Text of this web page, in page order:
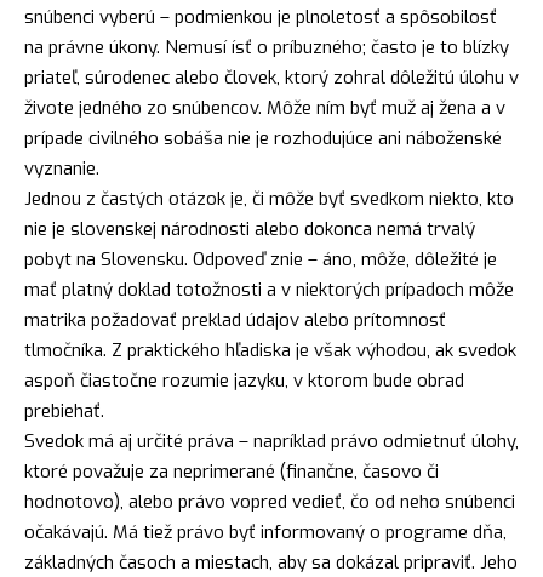
snúbenci vyberú – podmienkou je plnoletosť a spôsobilosť
na právne úkony. Nemusí ísť o príbuzného; často je to blízky
priateľ, súrodenec alebo človek, ktorý zohral dôležitú úlohu v
živote jedného zo snúbencov. Môže ním byť muž aj žena a v
prípade civilného sobáša nie je rozhodujúce ani náboženské
vyznanie.
Jednou z častých otázok je, či môže byť svedkom niekto, kto
nie je slovenskej národnosti alebo dokonca nemá trvalý
pobyt na Slovensku. Odpoveď znie – áno, môže, dôležité je
mať platný doklad totožnosti a v niektorých prípadoch môže
matrika požadovať preklad údajov alebo prítomnosť
tlmočníka. Z praktického hľadiska je však výhodou, ak svedok
aspoň čiastočne rozumie jazyku, v ktorom bude obrad
prebiehať.
Svedok má aj určité práva – napríklad právo odmietnuť úlohy,
ktoré považuje za neprimerané (finančne, časovo či
hodnotovo), alebo právo vopred vedieť, čo od neho snúbenci
očakávajú. Má tiež právo byť informovaný o programe dňa,
základných časoch a miestach, aby sa dokázal pripraviť. Jeho